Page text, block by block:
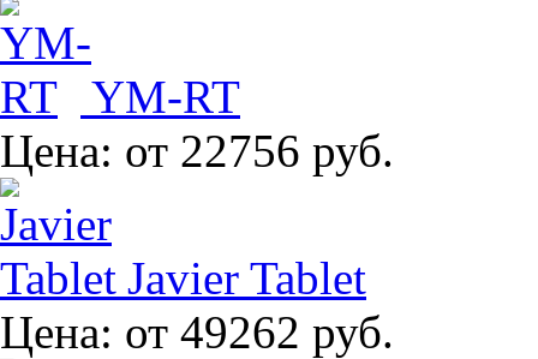
YM-RT
Цена: от 22756 руб.
Javier Tablet
Цена: от 49262 руб.